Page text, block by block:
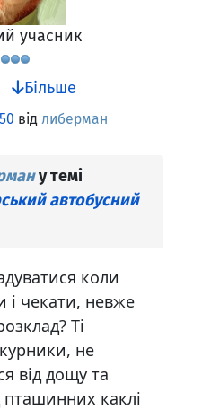
учасник
Більше
від либерман
у темі
автобусний
коли
і чекати, невже
Ті
не
від дощу та
пташинних каклі